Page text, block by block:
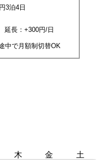
円3泊4日
延長：+300円/日
中で月額制切替OK
木 金 土